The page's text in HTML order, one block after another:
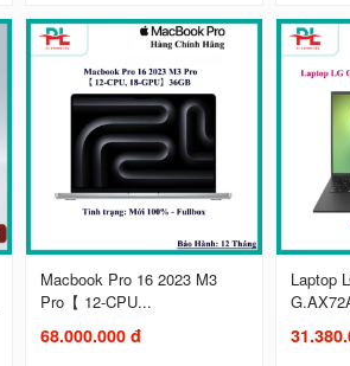
Macbook Pro 16 2023 M3
Pro【 12-CPU...
68.000.000 đ
Laptop